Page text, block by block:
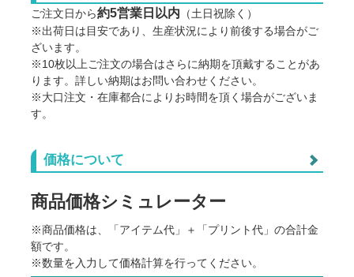
ご注文日から約5営業日以内 （土日祝除く）
※出荷日は目安であり、生産状況により前後する場合がご
ざいます。
※10枚以上ご注文の場合はさらに納期を頂戴することがあ
ります。詳しい納期はお問い合わせください。
※大口注文・在庫都合によりお時間を頂く場合がございま
す。
ご利用に際しての注意点
に差が生じる場合がございます。
す。
※出荷予定日は、各種条件によって変動します。
※出荷日前倒しのご相談は原則お受けしていません。
※生産状況や天候、交通事情等で納期が前後することがありま
価格について
商品価格シミュレーター
※商品価格は、「アイテム代」＋「プリント代」の合計金
額です。
※数量を入力して価格計算を行ってください。